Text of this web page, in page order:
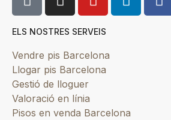
ELS NOSTRES SERVEIS
Vendre pis Barcelona
Llogar pis Barcelona
Gestió de lloguer
Valoració en línia
Pisos en venda Barcelona